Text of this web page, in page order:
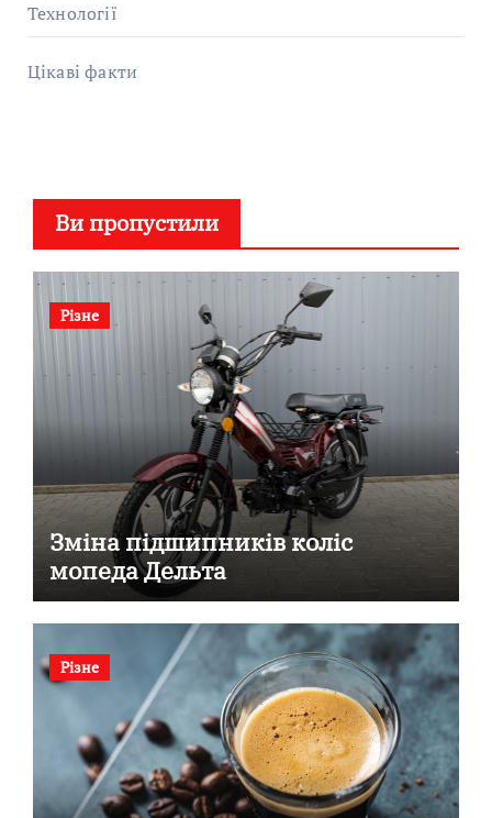
Технології
Цікаві факти
Ви пропустили
Різне
Зміна підшипників коліс
мопеда Дельта
Різне